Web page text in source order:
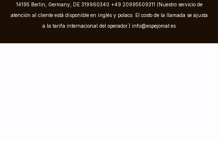
14195 Berlin, Germany, DE 319960340 +49 20995509311 (Nuestro servicio de
atención al cliente está disponible en inglés y polaco. El costo de la llamada se ajusta
a la tarifa internacional del operador.) info@espejomat.es